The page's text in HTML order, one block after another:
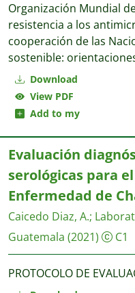
Download
View PDF
Add to my
Organización Mundial
resistencia a los
cooperación de las
sostenible:
Evaluación
serológicas para
Enfermedad de
Caicedo Diaz, A.;
Guatemala (2021) C1
PROTOCOLO DE